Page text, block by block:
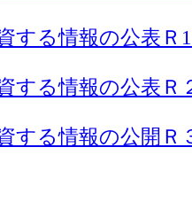
する情報の公表Ｒ
する情報の公表Ｒ
する情報の公開Ｒ